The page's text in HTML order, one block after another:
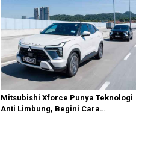
Mitsubishi Xforce Punya Teknologi
Anti Limbung, Begini Cara